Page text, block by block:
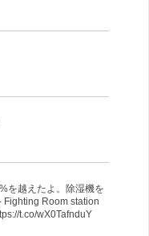
を越えたよ。除湿機を
Fighting Room station
t.co/wX0TafnduY